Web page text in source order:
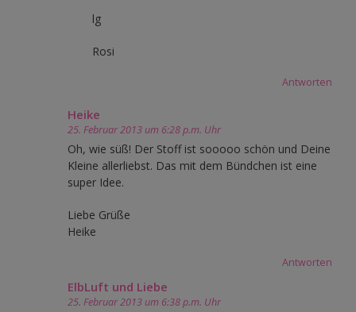
lg
Rosi
Antworten
Heike
25. Februar 2013 um 6:28 p.m. Uhr
Oh, wie süß! Der Stoff ist sooooo schön und Deine
Kleine allerliebst. Das mit dem Bündchen ist eine
super Idee.
Liebe Grüße
Heike
Antworten
ElbLuft und Liebe
25. Februar 2013 um 6:38 p.m. Uhr